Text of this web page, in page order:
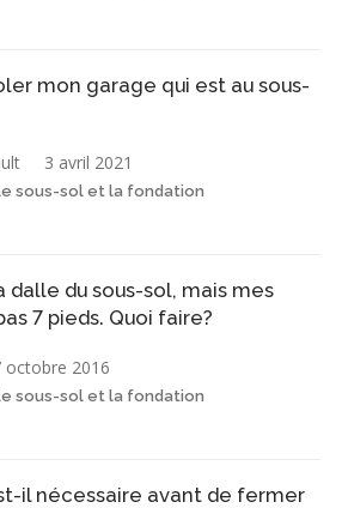
mon garage qui est au sous-
3 avril 2021
sous-sol et la fondation
dalle du sous-sol, mais mes
7 pieds. Quoi faire?
octobre 2016
sous-sol et la fondation
il nécessaire avant de fermer